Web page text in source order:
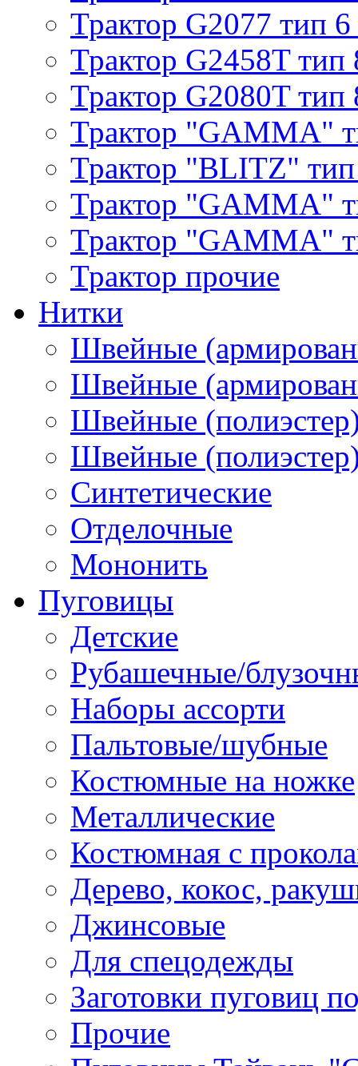
Трактор G2077 тип 6
Трактор G2458T тип
Трактор G2080T тип
Трактор "GAMMA"
Трактор "BLITZ"
Трактор "GAMMA"
Трактор "GAMMA"
Трактор прочие
Нитки
Швейные
Швейные
Швейные
Швейные
Синтетические
Отделочные
Мононить
Пуговицы
Детские
Рубашечные/
Наборы ассорти
Пальтовые/шубные
Костюмные на ножке
Металлические
Костюмная с
Дерево, кокос,
Джинсовые
Для спецодежды
Заготовки пуговиц
Прочие